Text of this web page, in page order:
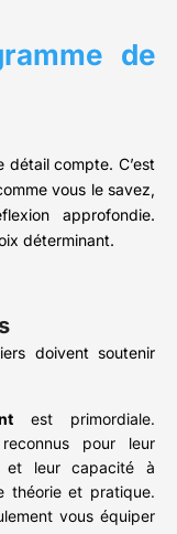
de
détail compte. C’est
vous le savez,
approfondie.
déterminant.
doivent soutenir
est primordiale.
pour leur
et leur capacité à
théorie et pratique.
vous équiper